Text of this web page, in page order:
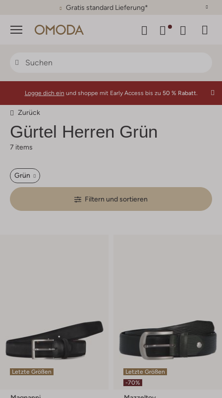
30 Tage Rückgaberecht
Menü
Logge dich ein und shoppe mit Early Access bis zu 50 % Rabatt.
Zurück
Gürtel Herren Grün
7 items
Grün
Filtern und sortieren
Letzte Größen
Letzte Größen
-70%